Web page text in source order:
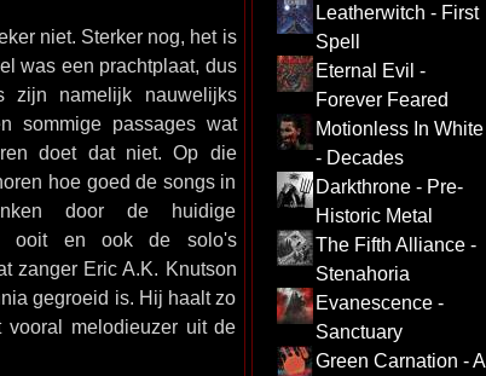
niet. Sterker nog, het is
was een prachtplaat, dus
namelijk nauwelijks
sommige passages wat
doet dat niet. Op die
hoe goed de songs in
door de huidige
ooit en ook de solo's
zanger Eric A.K. Knutson
gegroeid is. Hij haalt zo
melodieuzer uit de
Leatherwitch - First
Spell
Eternal Evil -
Forever Feared
Motionless In White
- Decades
Darkthrone - Pre-
Historic Metal
The Fifth Alliance -
Stenahoria
Evanescence -
Sanctuary
Green Carnation - A